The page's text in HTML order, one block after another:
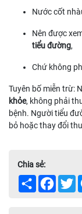
Nước cốt
Nên được
tiểu đường,
Chứ không
Tuyên bố miễn trừ:
khỏe, không phải
bệnh. Người tiểu
bỏ hoặc thay đổi
Chia sẻ:
Share